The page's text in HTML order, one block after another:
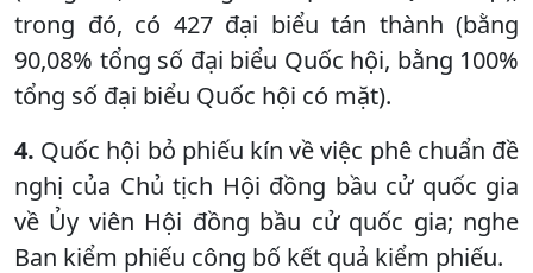
trong đó, có 427 đại biểu tán thành (bằng
90,08% tổng số đại biểu Quốc hội, bằng 100%
tổng số đại biểu Quốc hội có mặt).
4. Quốc hội bỏ phiếu kín về việc phê chuẩn đề
nghị của Chủ tịch Hội đồng bầu cử quốc gia
về Ủy viên Hội đồng bầu cử quốc gia; nghe
Ban kiểm phiếu công bố kết quả kiểm phiếu.